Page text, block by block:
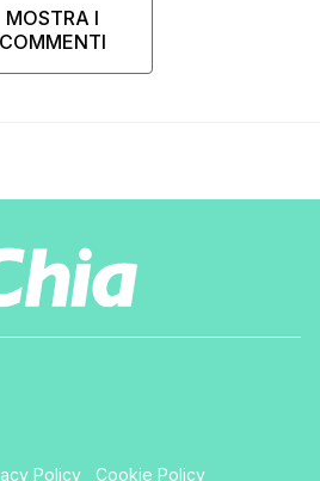
MOSTRA I
COMMENTI
Policy Cookie Policy